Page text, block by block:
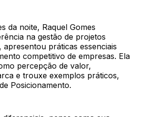
da noite, Raquel Gomes
na gestão de projetos
práticas essenciais
competitivo de empresas. Ela
percepção de valor,
e trouxe exemplos práticos,
Posicionamento.